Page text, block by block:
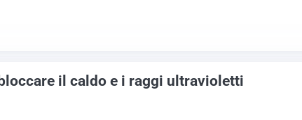
il caldo e i raggi ultravioletti